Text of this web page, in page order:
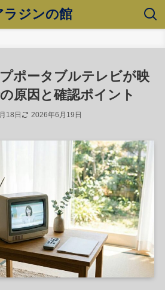
ラジンの館
ポータブルテレビが映
原因と確認ポイント
18日 2026年6月19日